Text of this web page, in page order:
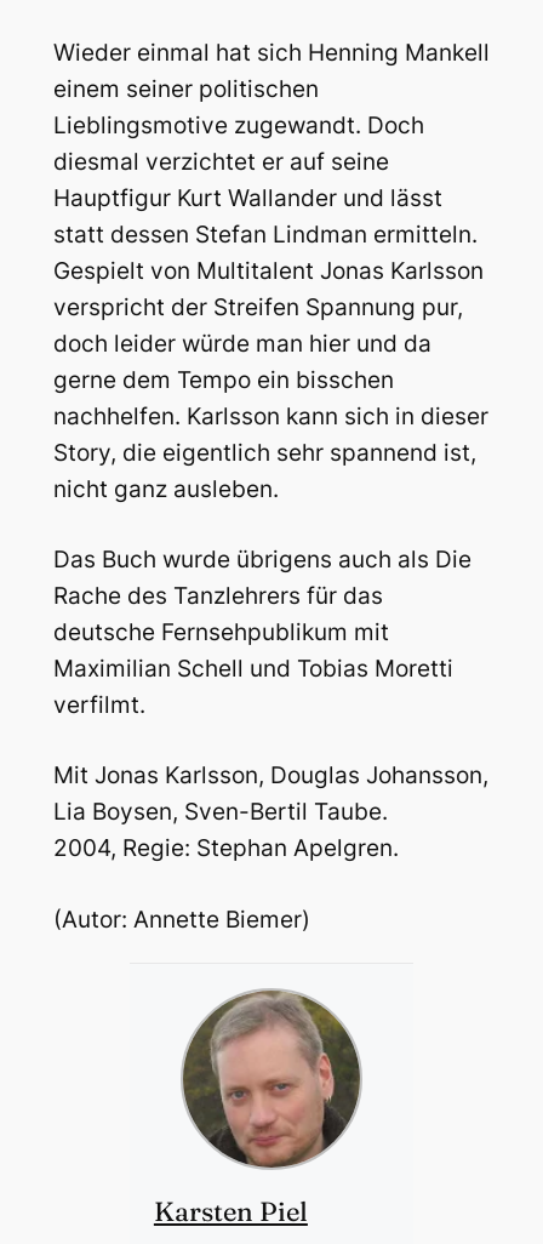
Wieder einmal hat sich Henning Mankell
einem seiner politischen
Lieblingsmotive zugewandt. Doch
diesmal verzichtet er auf seine
Hauptfigur Kurt Wallander und lässt
statt dessen Stefan Lindman ermitteln.
Gespielt von Multitalent Jonas Karlsson
verspricht der Streifen Spannung pur,
doch leider würde man hier und da
gerne dem Tempo ein bisschen
nachhelfen. Karlsson kann sich in dieser
Story, die eigentlich sehr spannend ist,
nicht ganz ausleben.
Das Buch wurde übrigens auch als Die
Rache des Tanzlehrers für das
deutsche Fernsehpublikum mit
Maximilian Schell und Tobias Moretti
verfilmt.
Mit Jonas Karlsson, Douglas Johansson,
Lia Boysen, Sven-Bertil Taube.
2004, Regie: Stephan Apelgren.
(Autor: Annette Biemer)
Karsten Piel